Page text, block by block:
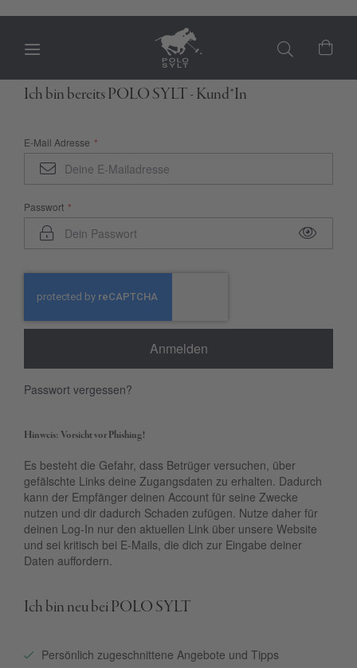
Ich bin bereits POLO SYLT - Kund*In
E-Mail Adresse
Passwort
Anmelden
Passwort vergessen?
Hinweis: Vorsicht vor Phishing!
Es besteht die Gefahr, dass Betrüger versuchen, über
gefälschte Links deine Zugangsdaten zu erhalten. Dadurch
kann der Empfänger deinen Account für seine Zwecke
nutzen und dir dadurch Schaden zufügen. Nutze daher für
deinen Log-In nur den aktuellen Link über unsere Website
und sei kritisch bei E-Mails, die dich zur Eingabe deiner
Daten auffordern.
Ich bin neu bei POLO SYLT
Persönlich zugeschnittene Angebote und Tipps